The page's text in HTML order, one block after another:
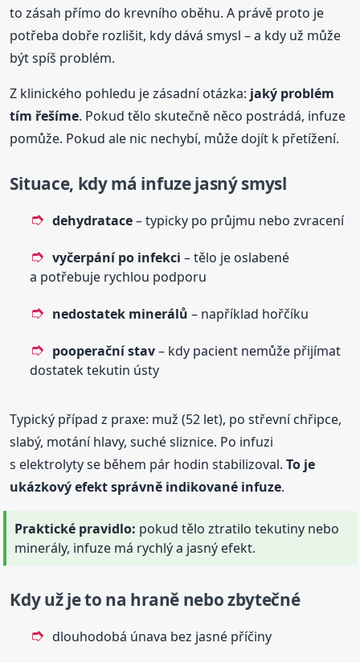
to zásah přímo do krevního oběhu. A právě proto je
potřeba dobře rozlišit, kdy dává smysl – a kdy už může
být spíš problém.
Z klinického pohledu je zásadní otázka: jaký problém
tím řešíme. Pokud tělo skutečně něco postrádá, infuze
pomůže. Pokud ale nic nechybí, může dojít k přetížení.
Situace, kdy má infuze jasný smysl
dehydratace– typicky po průjmu nebo zvracení
vyčerpání po infekci – tělo je oslabené
a potřebuje rychlou podporu
nedostatek minerálů – například hořčíku
pooperační stav– kdy pacient nemůže přijímat
dostatek tekutin ústy
Typický případ z praxe: muž (52 let), po střevní chřipce,
slabý, motání hlavy, suché sliznice. Po infuzi
s elektrolyty se během pár hodin stabilizoval.To je
ukázkový efekt správně indikované infuze.
Praktické pravidlo: pokud tělo ztratilo tekutiny nebo
minerály, infuze má rychlý a jasný efekt.
Kdy už je to na hraně nebo zbytečné
dlouhodobá únava bez jasné příčiny